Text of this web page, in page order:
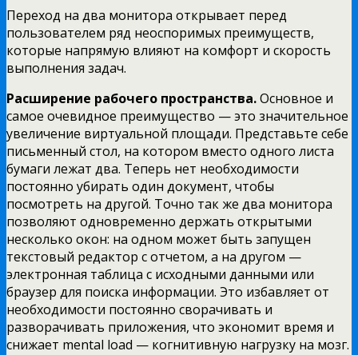
Переход на два монитора открывает перед
пользователем ряд неоспоримых преимуществ,
которые напрямую влияют на комфорт и скорость
выполнения задач.
Расширение рабочего пространства.Основное и
самое очевидное преимущество — это значительное
увеличение виртуальной площади. Представьте себе
письменный стол, на котором вместо одного листа
бумаги лежат два. Теперь нет необходимости
постоянно убирать один документ, чтобы
посмотреть на другой. Точно так же два монитора
позволяют одновременно держать открытыми
несколько окон: на одном может быть запущен
текстовый редактор с отчетом, а на другом —
электронная таблица с исходными данными или
браузер для поиска информации. Это избавляет от
необходимости постоянно сворачивать и
разворачивать приложения, что экономит время и
снижает mental load — когнитивную нагрузку на мозг.